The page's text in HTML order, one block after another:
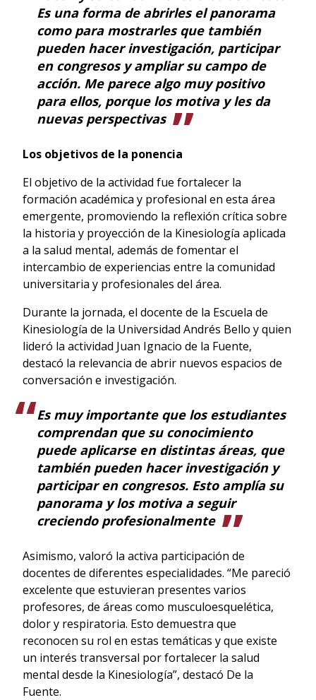
Es una forma de abrirles el panorama
como para mostrarles que también
pueden hacer investigación, participar
en congresos y ampliar su campo de
acción. Me parece algo muy positivo
para ellos, porque los motiva y les da
nuevas perspectivas
Los objetivos de la ponencia
El objetivo de la actividad fue fortalecer la
formación académica y profesional en esta área
emergente, promoviendo la reflexión crítica sobre
la historia y proyección de la Kinesiología aplicada
a la salud mental, además de fomentar el
intercambio de experiencias entre la comunidad
universitaria y profesionales del área.
Durante la jornada, el docente de la Escuela de
Kinesiología de la Universidad Andrés Bello y quien
lideró la actividad Juan Ignacio de la Fuente,
destacó la relevancia de abrir nuevos espacios de
conversación e investigación.
Es muy importante que los estudiantes
comprendan que su conocimiento
puede aplicarse en distintas áreas, que
también pueden hacer investigación y
participar en congresos. Esto amplía su
panorama y los motiva a seguir
creciendo profesionalmente
Asimismo, valoró la activa participación de
docentes de diferentes especialidades. “Me pareció
excelente que estuvieran presentes varios
profesores, de áreas como musculoesquelética,
dolor y respiratoria. Esto demuestra que
reconocen su rol en estas temáticas y que existe
un interés transversal por fortalecer la salud
mental desde la Kinesiología”, destacó De la
Fuente.